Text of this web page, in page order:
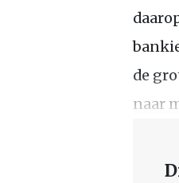
de
naar